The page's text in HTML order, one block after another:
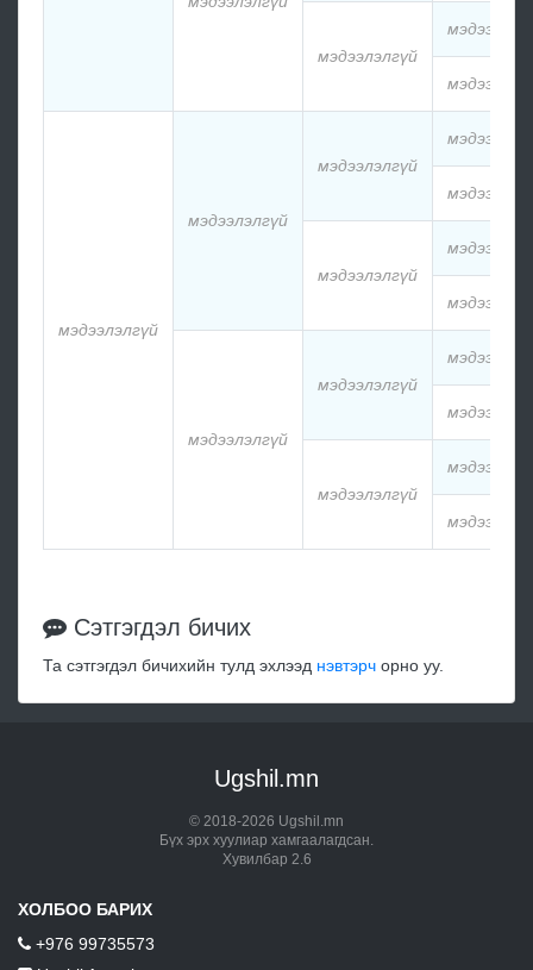
мэдээлэлгүй
мэдээлэлгүй
мэдээлэлгүй
мэдээлэлгүй
мэдээлэлгүй
мэдээлэлгүй
мэдээлэлгүй
мэдээлэлгүй
Сэтгэгдэл бичих
Та сэтгэгдэл бичихийн тулд эхлээд нэвтэрч орно уу.
Ugshil.mn
© 2018-2026 Ugshil.mn
Бүх эрх хуулиар хамгаалагдсан.
Хувилбар 2.6
ХОЛБОО БАРИХ
+976 99735573